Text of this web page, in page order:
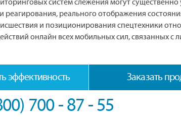
систем слежения могут существенно
реального отображения
и позиционирования спецтехники
онлайн всех мобильных сил, связанных с
эффективность Заказать
700 - 87 - 55